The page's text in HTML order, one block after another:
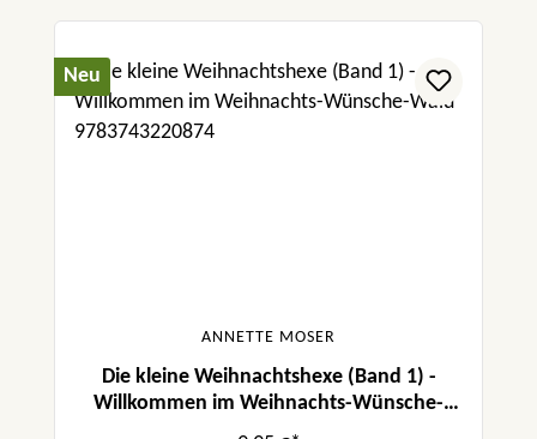
Neu
ANNETTE MOSER
Die kleine Weihnachtshexe (Band 1) -
Willkommen im Weihnachts-Wünsche-
Wald